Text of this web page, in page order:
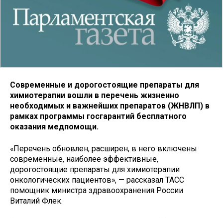
Современные и дорогостоящие препараты для
химиотерапии вошли в перечень жизненно
необходимых и важнейших препаратов (ЖНВЛП) в
рамках программы госгарантий бесплатного
оказания медпомощи.
«Перечень обновлен, расширен, в него включены
современные, наиболее эффективные,
дорогостоящие препараты для химиотерапии
онкологических пациентов», — рассказал ТАСС
помощник министра здравоохранения России
Виталий Флек.